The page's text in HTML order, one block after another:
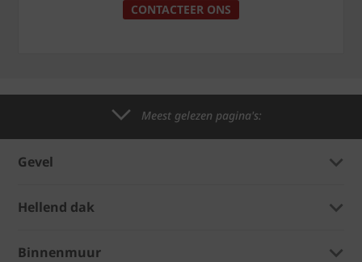
CONTACTEER ONS
Meest gelezen pagina's:
Gevel
Hellend dak
Binnenmuur